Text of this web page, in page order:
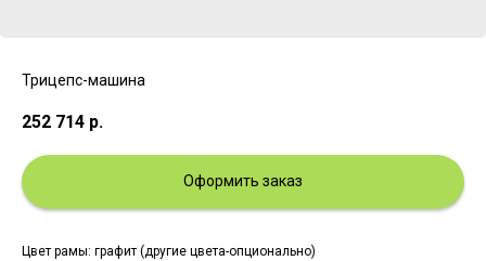
Трицепс-машина
252 714 р.
Оформить заказ
Цвет рамы: графит (другие цвета-опционально)